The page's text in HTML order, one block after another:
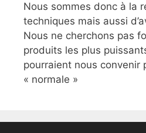
Nous sommes donc à la
techniques mais aussi
Nous ne cherchons pas
produits les plus
pourraient nous convenir
« normale »